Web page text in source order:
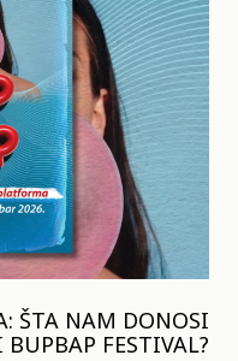
ŠTA NAM DONOSI
BUPBAP FESTIVAL?